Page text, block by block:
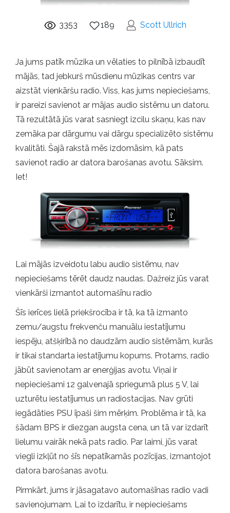
3353 189 Scott Ullrich
Ja jums patīk mūzika un vēlaties to pilnībā izbaudīt
mājās, tad jebkurš mūsdienu mūzikas centrs var
aizstāt vienkāršu radio. Viss, kas jums nepieciešams,
ir pareizi savienot ar mājas audio sistēmu un datoru.
Tā rezultātā jūs varat sasniegt izcilu skaņu, kas nav
zemāka par dārgumu vai dārgu specializēto sistēmu
kvalitāti. Šajā rakstā mēs izdomāsim, kā pats
savienot radio ar datora barošanas avotu. Sāksim.
Iet!
Lai mājās izveidotu labu audio sistēmu, nav
nepieciešams tērēt daudz naudas. Dažreiz jūs varat
vienkārši izmantot automašīnu radio
Šīs ierīces lielā priekšrocība ir tā, ka tā izmanto
zemu/augstu frekvenču manuālu iestatījumu
iespēju, atšķirībā no daudzām audio sistēmām, kurās
ir tikai standarta iestatījumu kopums. Protams, radio
jābūt savienotam ar enerģijas avotu. Viņai ir
nepieciešami 12 galvenajā spriegumā plus 5 V, lai
uzturētu iestatījumus un radiostacijas. Nav grūti
iegādāties PSU īpaši šim mērķim. Problēma ir tā, ka
šādam BPS ir diezgan augsta cena, un tā var izdarīt
lielumu vairāk nekā pats radio. Par laimi, jūs varat
viegli izkļūt no šīs nepatīkamās pozīcijas, izmantojot
datora barošanas avotu.
Pirmkārt, jums ir jāsagatavo automašīnas radio vadi
savienojumam. Lai to izdarītu, ir nepieciešams